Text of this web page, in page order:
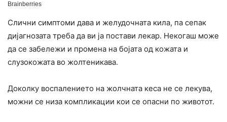
Слични симптоми дава и желудочната кила, па сепак
дијагнозата треба да ви ја постави лекар. Некогаш може
да се забележи и промена на бојата од кожата и
слузокожата во жолтеникава.
Доколку воспалението на жолчната кеса не се лекува,
можни се низа компликации кои се опасни по животот.